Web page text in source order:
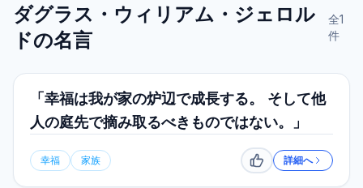
ダグラス・ウィリアム・ジェロル
ドの名言
全1
件
「幸福は我が家の炉辺で成長する。 そして他
人の庭先で摘み取るべきものではない。」
幸福 家族 いいね詳細へ